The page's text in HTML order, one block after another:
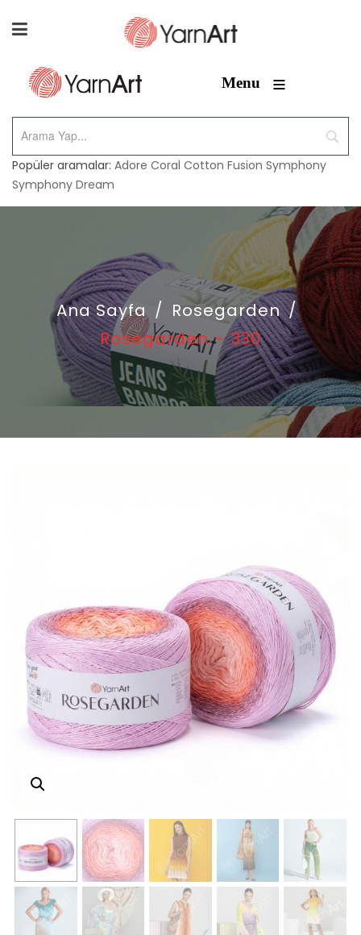
Menu ≡
Popüler aramalar: Adore Coral Cotton Fusion Symphony
Symphony Dream
Ana Sayfa / Rosegarden /
Rosegarden – 330